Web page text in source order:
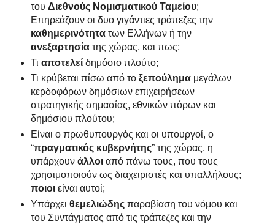
του Διεθνούς Νομισματικού Ταμείου;
Επηρεάζουν οι δυο γιγάντιες τράπεζες την
καθημερινότητατων Ελλήνων ή την
ανεξαρτησίατης χώρας, και πως;
Τι αποτελείδημόσιο πλούτο;
Τι κρύβεται πίσω από το ξεπούλημαμεγάλων
κερδοφόρων δημόσιων επιχειρήσεων
στρατηγικής σημασίας, εθνικών πόρων και
δημόσιου πλούτου;
Είναι ο πρωθυπουργός και οι υπουργοί, ο
“πραγματικός κυβερνήτης” της χώρας, η
υπάρχουν άλλοιαπό πάνω τους, που τους
χρησιμοποιούν ως διαχειριστές και υπαλλήλους;
ποιοιείναι αυτοί;
Υπάρχει θεμελιώδηςπαραβίαση του νόμου και
του Συντάγματος από τις τράπεζες και την